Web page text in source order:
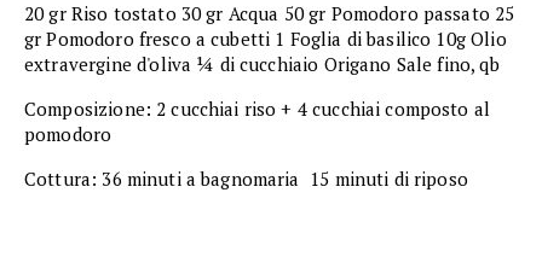
20 gr Riso tostato 30 gr Acqua 50 gr Pomodoro passato 25
gr Pomodoro fresco a cubetti 1 Foglia di basilico 10g Olio
extravergine d'oliva ¼ di cucchiaio Origano Sale fino, qb
Composizione: 2 cucchiai riso + 4 cucchiai composto al
pomodoro
Cottura: 36 minuti a bagnomaria  15 minuti di riposo